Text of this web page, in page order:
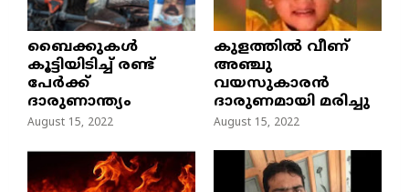
ബൈക്കുകൾ
കൂട്ടിയിടിച്ച് രണ്ട്
പേർക്ക്
ദാരുണാന്ത്യം
August 15, 2022
കുളത്തില്‍ വീണ്
അഞ്ചു
വയസുകാരന്‍
ദാരുണമായി മരിച്ചു
August 15, 2022